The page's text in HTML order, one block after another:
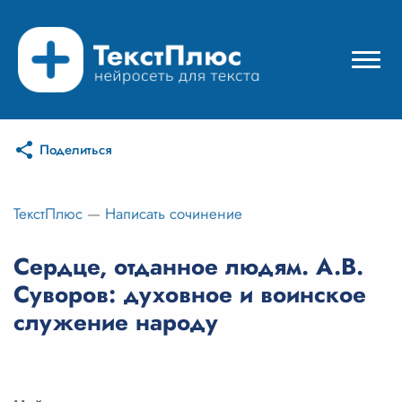
Режимы нейросети
Цены
Вход
Вход с Telegram
Поделиться
ТекстПлюс — Написать сочинение
Сердце, отданное людям. А.В.
Суворов: духовное и воинское
служение народу